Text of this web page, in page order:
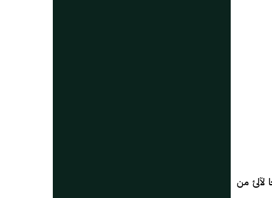
لآلئ من